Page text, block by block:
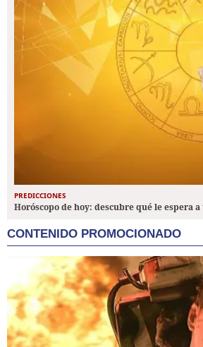
PREDICCIONES
Horóscopo de hoy: descubre qué le espera
CONTENIDO PROMOCIONADO